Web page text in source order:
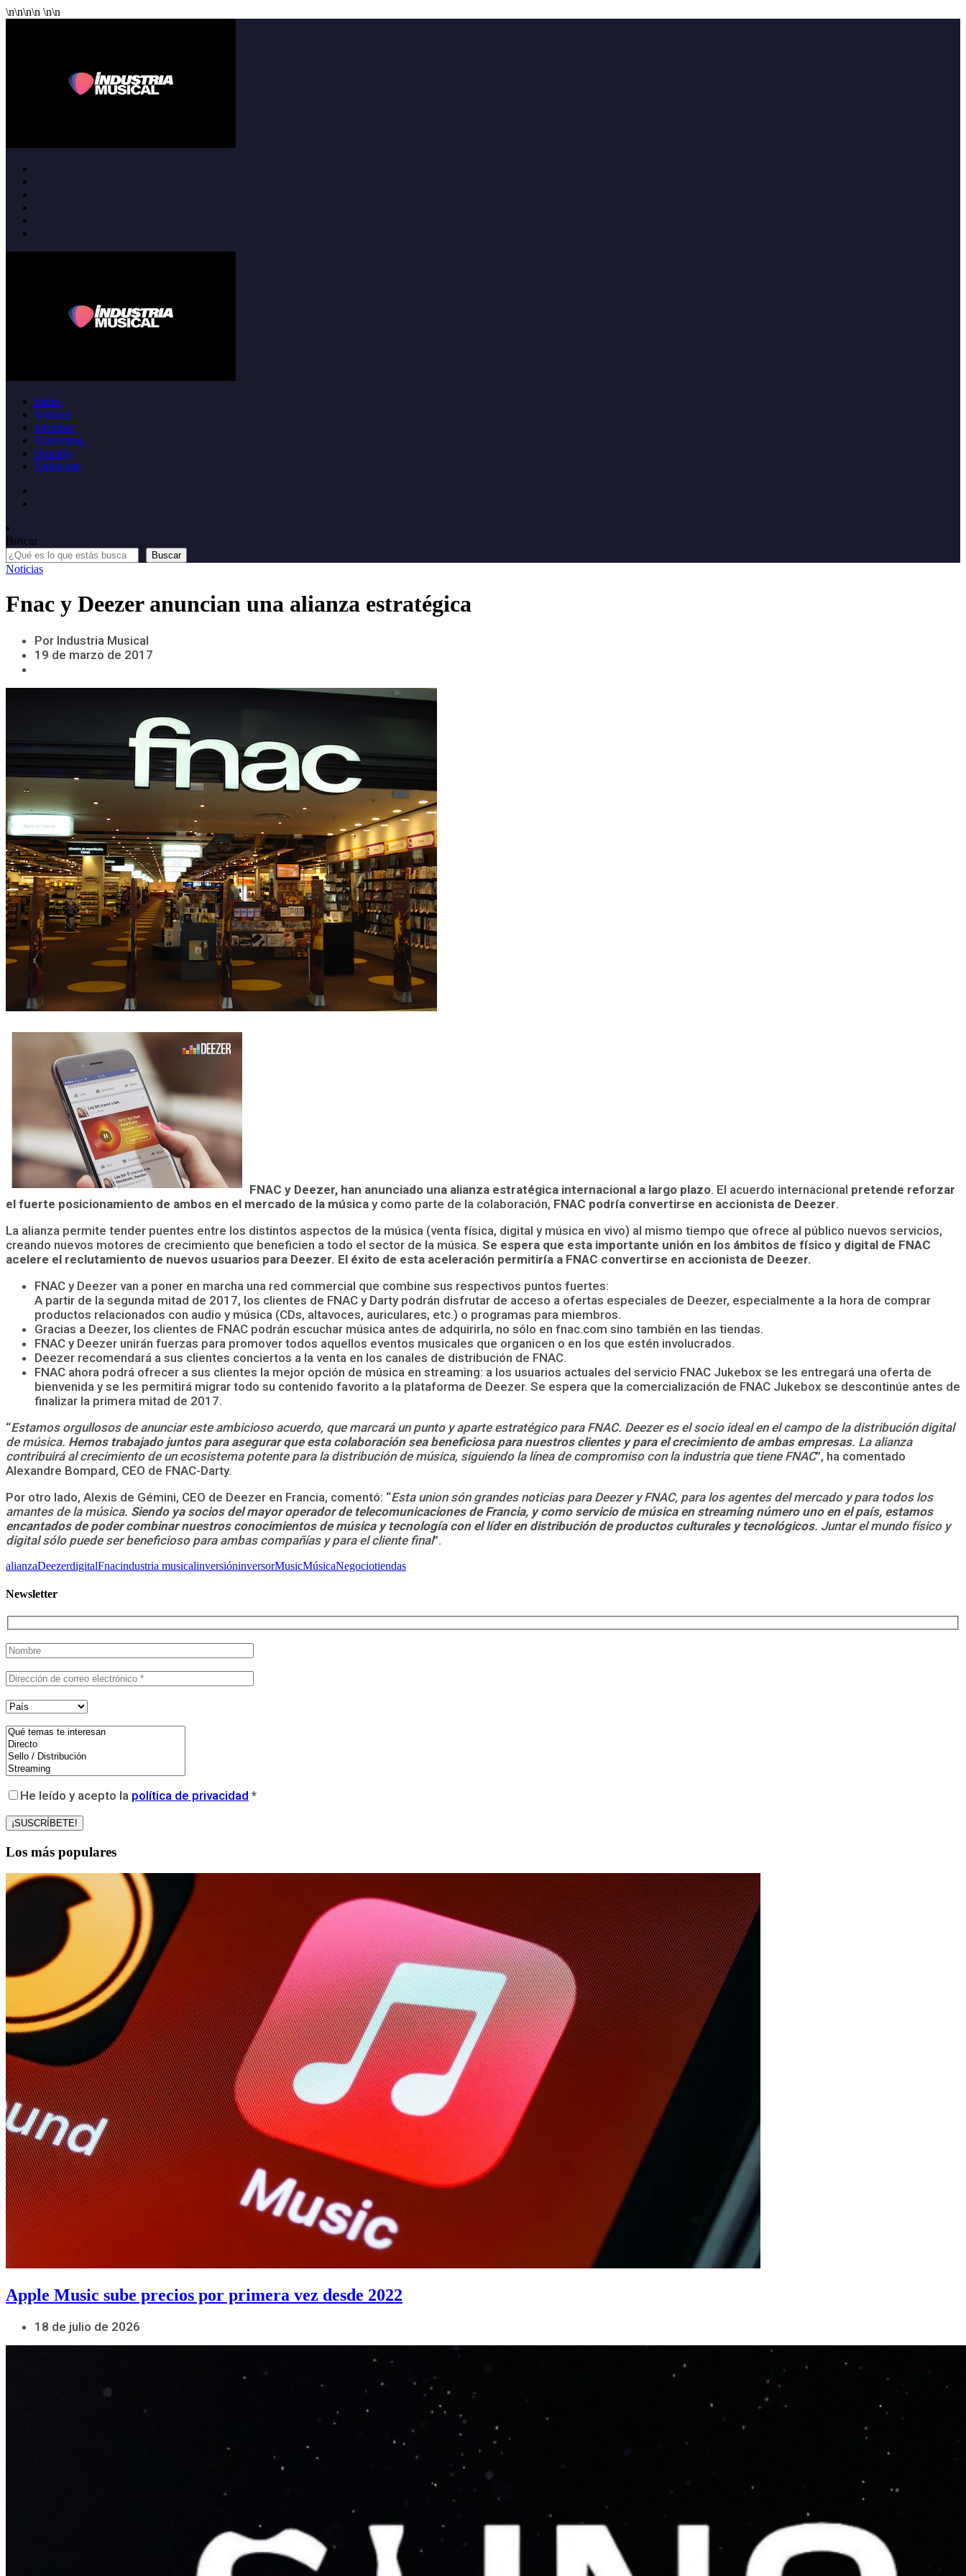
\n\n\n\n \n\n
Inicio
Noticias
Informes
Entrevistas
Opinión
Anúnciate
Buscar
Buscar
Noticias
Fnac y Deezer anuncian una alianza estratégica
Por Industria Musical
19 de marzo de 2017
FNAC y Deezer, han anunciado una alianza estratégica internacional a largo plazo. El acuerdo internacional pretende reforzar
el fuerte posicionamiento de ambos en el mercado de la música y como parte de la colaboración, FNAC podría convertirse en accionista de Deezer.
La alianza permite tender puentes entre los distintos aspectos de la música (venta física, digital y música en vivo) al mismo tiempo que ofrece al público nuevos servicios,
creando nuevos motores de crecimiento que beneficien a todo el sector de la música. Se espera que esta importante unión en los ámbitos de físico y digital de FNAC
acelere el reclutamiento de nuevos usuarios para Deezer. El éxito de esta aceleración permitiría a FNAC convertirse en accionista de Deezer.
FNAC y Deezer van a poner en marcha una red commercial que combine sus respectivos puntos fuertes:
A partir de la segunda mitad de 2017, los clientes de FNAC y Darty podrán disfrutar de acceso a ofertas especiales de Deezer, especialmente a la hora de comprar
productos relacionados con audio y música (CDs, altavoces, auriculares, etc.) o programas para miembros.
Gracias a Deezer, los clientes de FNAC podrán escuchar música antes de adquirirla, no sólo en fnac.com sino también en las tiendas.
FNAC y Deezer unirán fuerzas para promover todos aquellos eventos musicales que organicen o en los que estén involucrados.
Deezer recomendará a sus clientes conciertos a la venta en los canales de distribución de FNAC.
FNAC ahora podrá ofrecer a sus clientes la mejor opción de música en streaming: a los usuarios actuales del servicio FNAC Jukebox se les entregará una oferta de
bienvenida y se les permitirá migrar todo su contenido favorito a la plataforma de Deezer. Se espera que la comercialización de FNAC Jukebox se descontinúe antes de
finalizar la primera mitad de 2017.
“Estamos orgullosos de anunciar este ambicioso acuerdo, que marcará un punto y aparte estratégico para FNAC. Deezer es el socio ideal en el campo de la distribución digital
de música. Hemos trabajado juntos para asegurar que esta colaboración sea beneficiosa para nuestros clientes y para el crecimiento de ambas empresas. La alianza
contribuirá al crecimiento de un ecosistema potente para la distribución de música, siguiendo la línea de compromiso con la industria que tiene FNAC”, ha comentado
Alexandre Bompard, CEO de FNAC-Darty.
Por otro lado, Alexis de Gémini, CEO de Deezer en Francia, comentó: “Esta union són grandes noticias para Deezer y FNAC, para los agentes del mercado y para todos los
amantes de la música. Siendo ya socios del mayor operador de telecomunicaciones de Francia, y como servicio de música en streaming número uno en el país, estamos
encantados de poder combinar nuestros conocimientos de música y tecnología con el líder en distribución de productos culturales y tecnológicos. Juntar el mundo físico y
digital sólo puede ser beneficioso para ambas compañías y para el cliente final”.
alianzaDeezerdigitalFnacindustria musicalinversióninversorMusicMúsicaNegociotiendas
Newsletter
He leído y acepto la política de privacidad *
Los más populares
Apple Music sube precios por primera vez desde 2022
18 de julio de 2026